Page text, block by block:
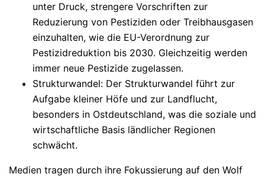
unter Druck, strengere Vorschriften zur
Reduzierung von Pestiziden oder Treibhausgasen
einzuhalten, wie die EU-Verordnung zur
Pestizidreduktion bis 2030. Gleichzeitig werden
immer neue Pestizide zugelassen.
Strukturwandel: Der Strukturwandel führt zur
Aufgabe kleiner Höfe und zur Landflucht,
besonders in Ostdeutschland, was die soziale und
wirtschaftliche Basis ländlicher Regionen
schwächt.
Medien tragen durch ihre Fokussierung auf den Wolf